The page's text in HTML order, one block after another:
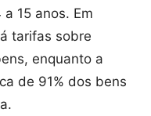
15 anos. Em
tarifas sobre
enquanto a
de 91% dos bens